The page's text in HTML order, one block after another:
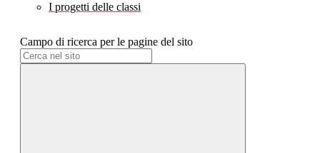
I progetti delle classi
Campo di ricerca per le pagine del sito